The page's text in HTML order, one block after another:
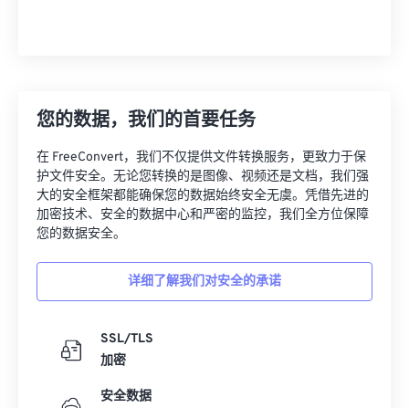
您的数据，我们的首要任务
在 FreeConvert，我们不仅提供文件转换服务，更致力于保
护文件安全。无论您转换的是图像、视频还是文档，我们强
大的安全框架都能确保您的数据始终安全无虞。凭借先进的
加密技术、安全的数据中心和严密的监控，我们全方位保障
您的数据安全。
详细了解我们对安全的承诺
SSL/TLS
加密
安全数据